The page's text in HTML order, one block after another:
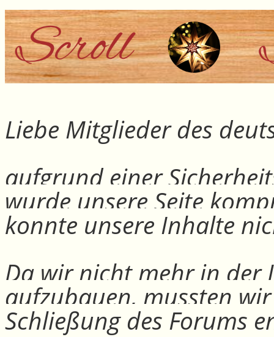
Liebe Mitglieder des
aufgrund einer
wurde unsere Seite
konnte unsere Inhalte
Da wir nicht mehr in der
aufzubauen, mussten
Schließung des Forums